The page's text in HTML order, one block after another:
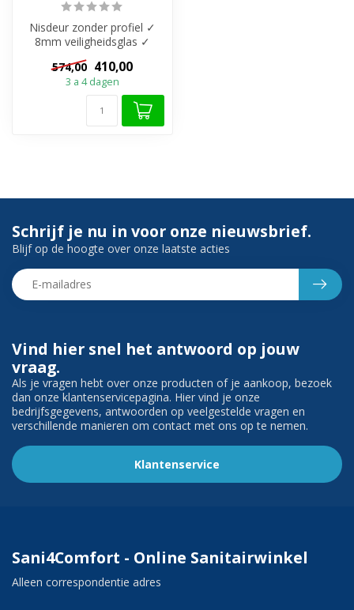
Nisdeur zonder profiel ✓
8mm veiligheidsglas ✓
Helderglas met Nano-
Coating ✓ Muu...
574,00 410,00
3 a 4 dagen
Vind hier snel het antwoord op jouw
vraag.
Als je vragen hebt over onze producten of je aankoop, bezoek
dan onze klantenservicepagina. Hier vind je onze
bedrijfsgegevens, antwoorden op veelgestelde vragen en
verschillende manieren om contact met ons op te nemen.
Klantenservice
Schrijf je nu in voor onze nieuwsbrief.
Blijf op de hoogte over onze laatste acties
Sani4Comfort - Online Sanitairwinkel
Alleen correspondentie adres